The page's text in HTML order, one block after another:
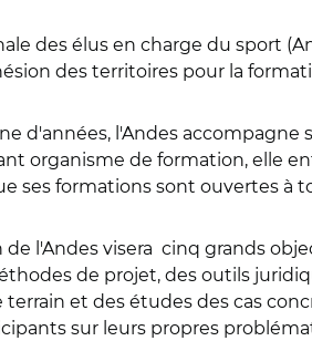
des élus en charge du sport
des territoires pour la
d'années, l'Andes
organisme de formation, elle
ses formations sont ouvertes à
l'Andes visera cinq grands
de projet, des outils
terrain et des études des cas
sur leurs propres